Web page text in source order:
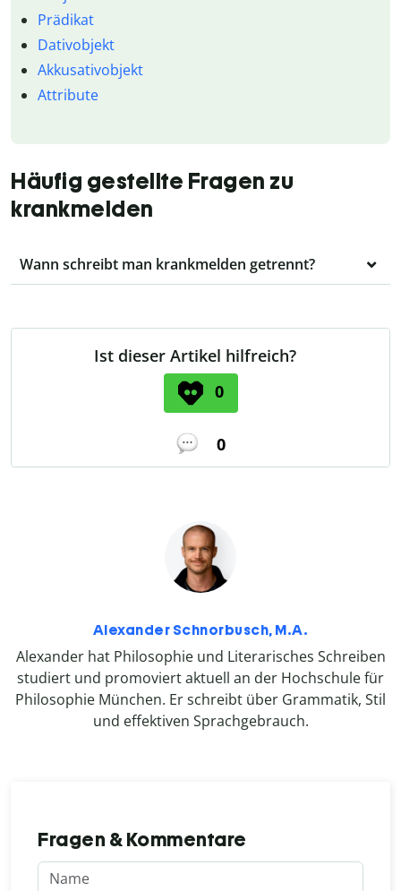
Prädikat
Dativobjekt
Akkusativobjekt
Attribute
Häufig gestellte Fragen zu
krankmelden
Wann schreibt man krankmelden getrennt?
Ist dieser Artikel hilfreich?
0
0
Alexander Schnorbusch, M.A.
Alexander hat Philosophie und Literarisches Schreiben
studiert und promoviert aktuell an der Hochschule für
Philosophie München. Er schreibt über Grammatik, Stil
und effektiven Sprachgebrauch.
Fragen & Kommentare